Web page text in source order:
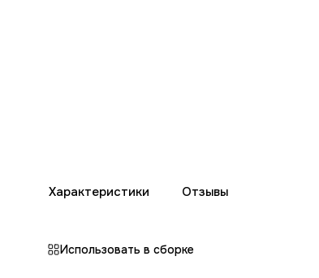
Характеристики Отзывы
Использовать в сборке